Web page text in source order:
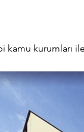
kamu kurumları